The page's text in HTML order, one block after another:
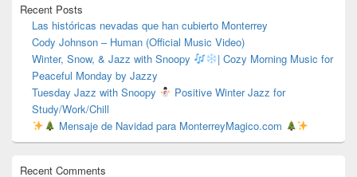
Recent Posts
Las históricas nevadas que han cubierto Monterrey
Cody Johnson – Human (Official Music Video)
Winter, Snow, & Jazz with Snoopy
| Cozy Morning Music for
Peaceful Monday by Jazzy
Tuesday Jazz with Snoopy
Positive Winter Jazz for
Study/Work/Chill
Mensaje de Navidad para MonterreyMagico.com
Recent Comments